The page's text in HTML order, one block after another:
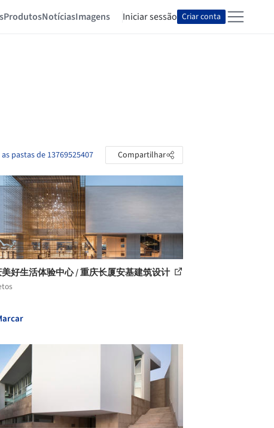
ProdutosNotíciasImagens Iniciar sessão Criar conta
pastas de 13769525407 Compartilhar
好生活体验中心 / 重庆长厦安基建筑设计